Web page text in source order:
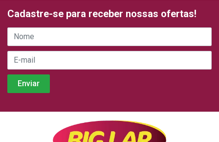
Cadastre-se para receber nossas ofertas!